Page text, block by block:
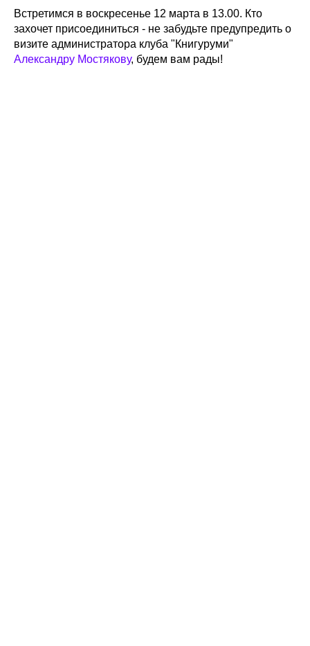
Встретимся в воскресенье 12 марта в 13.00. Кто
захочет присоединиться - не забудьте предупредить о
визите администратора клуба "Книгуруми"
Александру Мостякову, будем вам рады!